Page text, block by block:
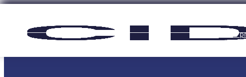
Panneau de gestion des cookies
Nos